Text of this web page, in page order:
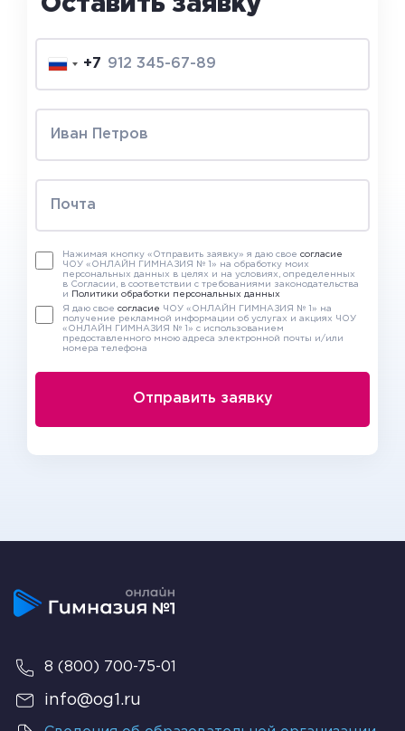
+7
Нажимая кнопку «Отправить заявку» я даю свое согласие
ЧОУ «ОНЛАЙН ГИМНАЗИЯ № 1» на обработку моих
персональных данных в целях и на условиях, определенных
в Согласии, в соответствии с требованиями законодательства
и
Политики обработки персональных данных
Я даю свое согласие ЧОУ «ОНЛАЙН ГИМНАЗИЯ № 1» на
получение рекламной информации об услугах и акциях ЧОУ
«ОНЛАЙН ГИМНАЗИЯ № 1» с использованием
предоставленного мною адреса электронной почты и/или
номера телефона
8 (800) 700-75-01
info@og1.ru